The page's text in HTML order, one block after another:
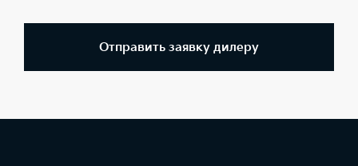
Отправить заявку дилеру